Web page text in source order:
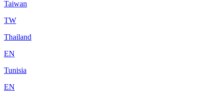
Taiwan
TW
Thailand
EN
Tunisia
EN